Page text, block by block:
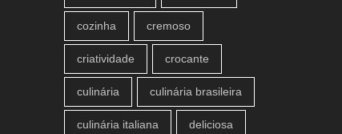
cozinha cremoso
criatividade crocante
culinária culinária brasileira
culinária italiana deliciosa